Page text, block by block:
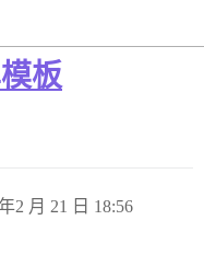
板
2 月 21 日 18:56